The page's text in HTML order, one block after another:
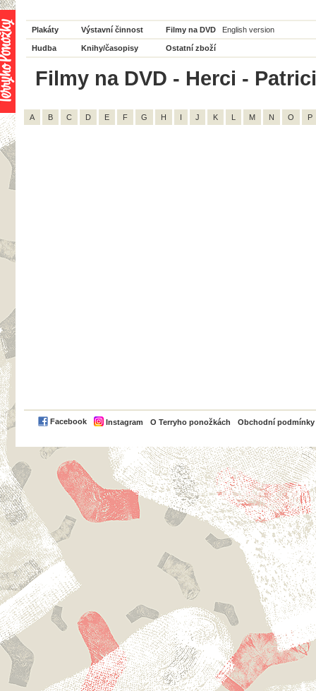
Plakáty Výstavní činnost Filmy na DVD English version
Hudba Knihy/časopisy Ostatní zboží
Filmy na DVD - Herci -
A B C D E F G H I J K L M N O P
Facebook Instagram O Terryho ponožkách Obchodní podmínky
PayPal